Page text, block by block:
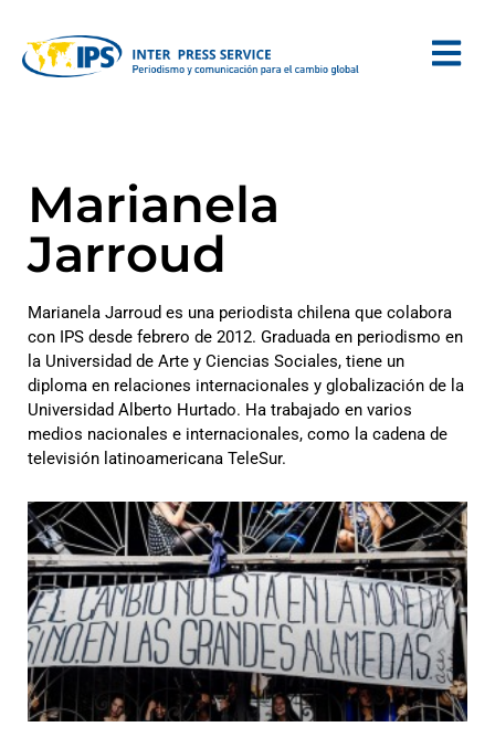
Marianela
Jarroud
Marianela Jarroud es una periodista chilena que colabora
con IPS desde febrero de 2012. Graduada en periodismo en
la Universidad de Arte y Ciencias Sociales, tiene un
diploma en relaciones internacionales y globalización de la
Universidad Alberto Hurtado. Ha trabajado en varios
medios nacionales e internacionales, como la cadena de
televisión latinoamericana TeleSur.